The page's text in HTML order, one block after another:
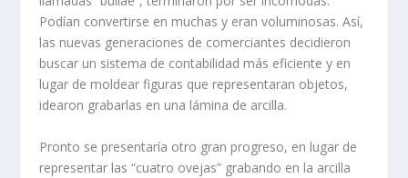
Podían convertirse en muchas y eran voluminosas. Así,
las nuevas generaciones de comerciantes decidieron
buscar un sistema de contabilidad más eficiente y en
lugar de moldear figuras que representaran objetos,
idearon grabarlas en una lámina de arcilla.
Pronto se presentaría otro gran progreso, en lugar de
representar las “cuatro ovejas” grabando en la arcilla